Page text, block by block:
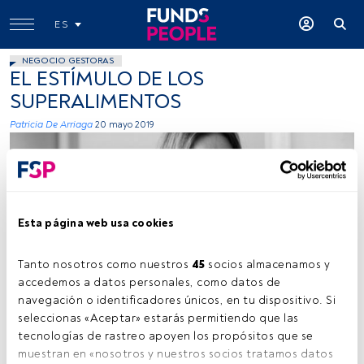
Esta página web usa cookies
Tanto nosotros como nuestros 45 socios almacenamos y
accedemos a datos personales, como datos de
navegación o identificadores únicos, en tu dispositivo. Si
seleccionas «Aceptar» estarás permitiendo que las
tecnologías de rastreo apoyen los propósitos que se
muestran en «nosotros y nuestros socios tratamos datos
ES
NEGOCIO GESTORAS
EL ESTÍMULO DE LOS
SUPERALIMENTOS
Patricia De Arriaga 20 mayo 2019
Cedida por Pictet AM
Tiempo lectura: 3 min.